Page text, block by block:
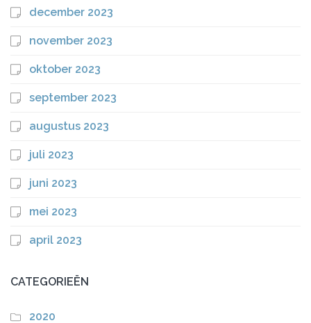
december 2023
november 2023
oktober 2023
september 2023
augustus 2023
juli 2023
juni 2023
mei 2023
april 2023
CATEGORIEËN
2020